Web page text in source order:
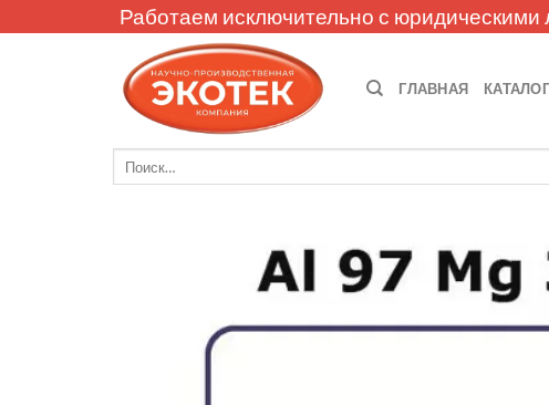
to
Работаем исключительно с
ГЛАВНАЯ КАТАЛОГ